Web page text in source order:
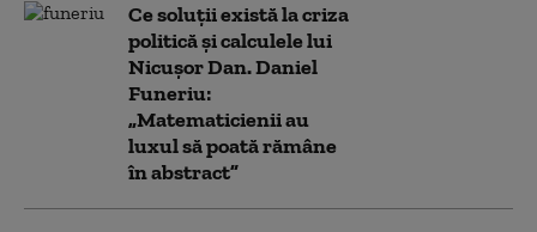
Ce soluții există la criza
politică și calculele lui
Nicușor Dan. Daniel
Funeriu:
„Matematicienii au
luxul să poată rămâne
în abstract”